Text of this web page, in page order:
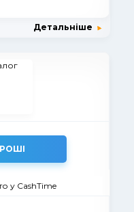
Детальніше
у CashTime